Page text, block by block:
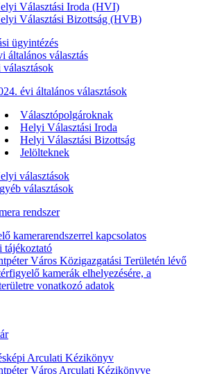
Választási Iroda (HVI)
Választási Bizottság (HVB)
ügyintézés
általános választás
évi általános választások
Választópolgároknak
Helyi Választási Iroda
Helyi Választási Bizottság
Jelölteknek
választások
választások
rendszer
kamerarendszerrel kapcsolatos
tájékoztató
Város Közigazgatási Területén lévő
kamerák elhelyezésére, a
vonatkozó adatok
Arculati Kézikönyv
Város Arculati Kézikönyve